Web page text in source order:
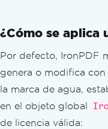
¿Cómo se aplica
Por defecto, IronPDF
genera o modifica
la marca de agua,
en el objeto global
de licencia válida: